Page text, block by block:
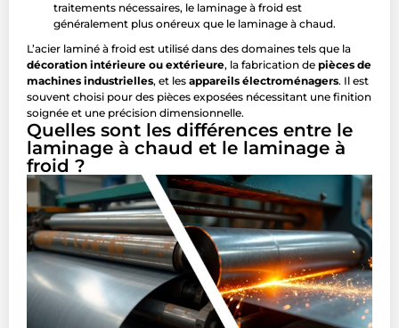
traitements nécessaires, le laminage à froid est
généralement plus onéreux que le laminage à chaud.
L’acier laminé à froid est utilisé dans des domaines tels que la
décoration intérieure ou extérieure, la fabrication de pièces de
machines industrielles, et les appareils électroménagers. Il est
souvent choisi pour des pièces exposées nécessitant une finition
soignée et une précision dimensionnelle.
Quelles sont les différences entre le
laminage à chaud et le laminage à
froid ?